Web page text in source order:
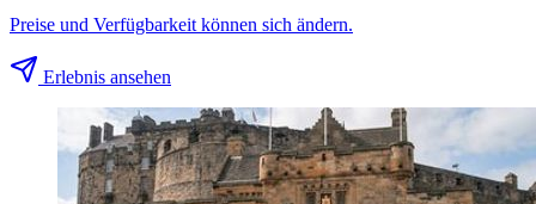
Preise und Verfügbarkeit können sich ändern.
Erlebnis ansehen